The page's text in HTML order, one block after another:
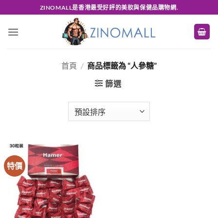
to
content
ZINOMALL是香港最受好評的美妝與保健品購物網.
首頁 / 商品標籤為 “人參糖”
篩選
特價